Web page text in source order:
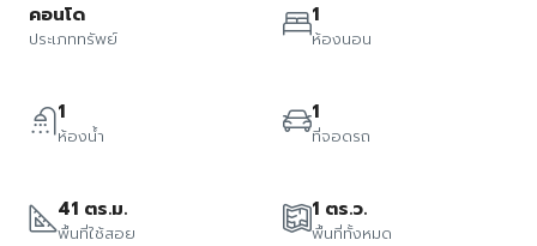
คอนโด
ประเภททรัพย์
1
ห้องนอน
1
ห้องน้ำ
1
ที่จอดรถ
41 ตร.ม.
พื้นที่ใช้สอย
1 ตร.ว.
พื้นที่ทั้งหมด